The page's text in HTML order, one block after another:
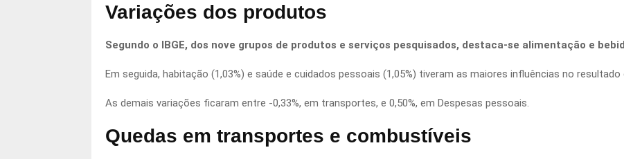
Variações dos produtos
Segundo o IBGE, dos nove grupos de produtos e serviços pesquisados, destaca-se alimentação e
Em seguida, habitação (1,03%) e saúde e cuidados pessoais (1,05%) tiveram as maiores influências no resultado
As demais variações ficaram entre -0,33%, em transportes, e 0,50%, em Despesas pessoais.
Quedas em transportes e combustíveis